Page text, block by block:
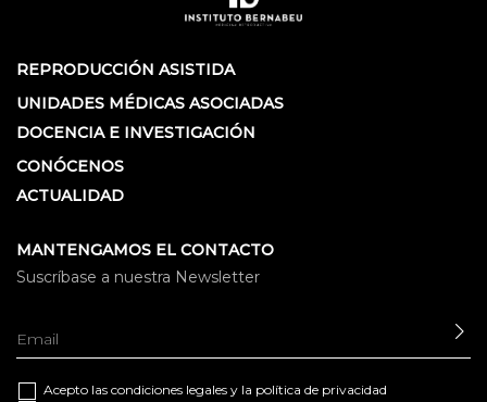
REPRODUCCIÓN ASISTIDA
UNIDADES MÉDICAS ASOCIADAS
DOCENCIA E INVESTIGACIÓN
CONÓCENOS
ACTUALIDAD
MANTENGAMOS EL CONTACTO
Suscríbase a nuestra Newsletter
Acepto las condiciones legales y la política de privacidad